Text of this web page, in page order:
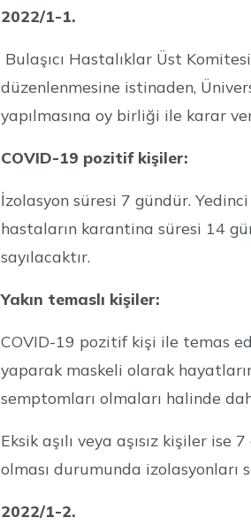
2022/1-1.
Bulaşıcı Hastalıklar Üst
düzenlenmesine istinaden,
yapılmasına oy birliği ile karar
COVID-19 pozitif kişiler:
İzolasyon süresi 7 gündür.
hastaların karantina süresi 14
sayılacaktır.
Yakın temaslı kişiler:
COVID-19 pozitif kişi ile temas
yaparak maskeli olarak
semptomları olmaları halinde
Eksik aşılı veya aşısız kişiler
olması durumunda
2022/1-2.